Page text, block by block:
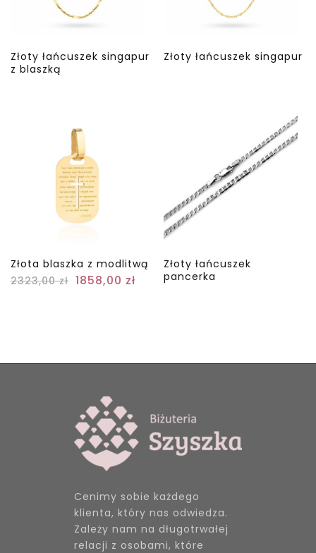
Złoty łańcuszek singapur
z blaszką
Złoty łańcuszek singapur
Złota blaszka z modlitwą
2323,00zł 1858,00 zł
Złoty łańcuszek
pancerka
Cenimy sobie każdego
klienta, który nas odwiedza.
Zależy nam na długotrwałej
relacji z osobami, które